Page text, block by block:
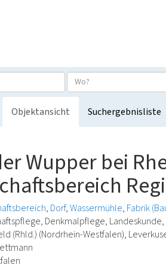
Objektansicht Suchergebnisliste
Wupper bei
Dorf Wassermühle Fabrik
Denkmalpflege,
(Rhld.) (Nordrhein-Westfalen),